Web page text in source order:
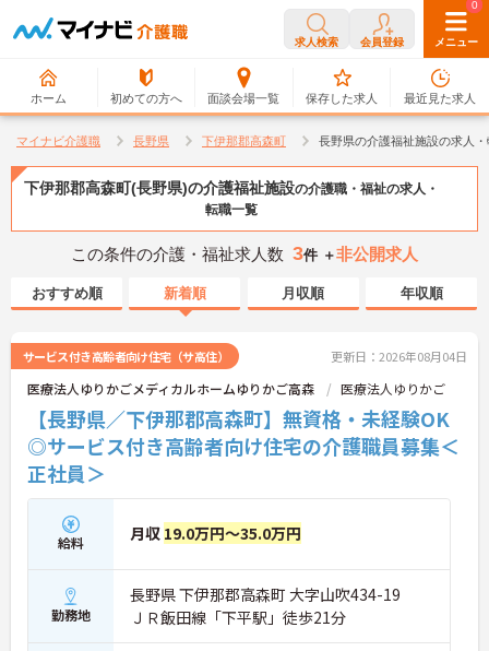
求人検索 会員登録 メニュー
ホーム 初めての方へ 面談会場一覧
0
保存した求人
0
最近見た求人
マイナビ介護職 長野県 下伊那郡高森町 長野県の介護福祉施設の求人
下伊那郡高森町(長野県)の介護福祉施設の介護職・福祉の求人・
転職一覧
この条件の介護・福祉求人数 3件 ＋非公開求人
おすすめ順 新着順 月収順 年収順
サービス付き高齢者向け住宅（サ高住） 更新日：2026年08月04日
医療法人ゆりかごメディカルホームゆりかご高森 医療法人ゆりかご
【長野県／下伊那郡高森町】無資格・未経験OK
◎サービス付き高齢者向け住宅の介護職員募集＜
正社員＞
給料 月収 19.0万円～35.0万円
勤務地
長野県 下伊那郡高森町 大字山吹434-19
ＪＲ飯田線「下平駅」徒歩21分